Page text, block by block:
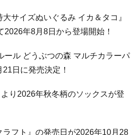
大サイズぬいぐるみ イカ＆タコ』
2026年8月8日から登場開始！
ール どうぶつの森 マルチカラーパ
日に発売決定！
より2026年秋冬柄のソックスが登
ラフト』の発売日が2026年10月28